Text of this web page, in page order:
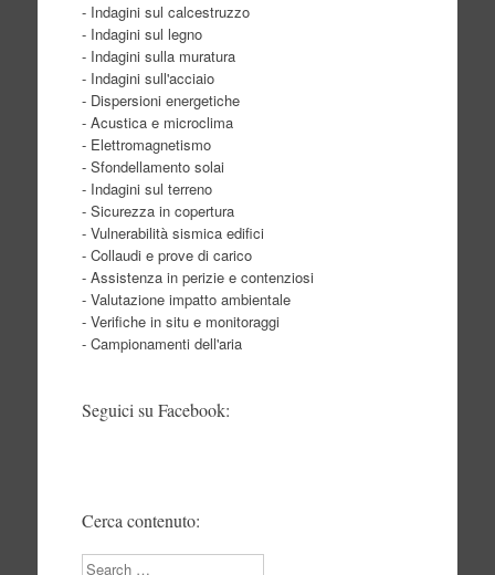
- Indagini sul calcestruzzo
- Indagini sul legno
- Indagini sulla muratura
- Indagini sull'acciaio
- Dispersioni energetiche
- Acustica e microclima
- Elettromagnetismo
- Sfondellamento solai
- Indagini sul terreno
- Sicurezza in copertura
- Vulnerabilità sismica edifici
- Collaudi e prove di carico
- Assistenza in perizie e contenziosi
- Valutazione impatto ambientale
- Verifiche in situ e monitoraggi
- Campionamenti dell'aria
Seguici su Facebook:
Cerca contenuto:
Search